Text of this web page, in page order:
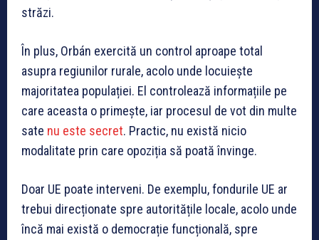
străzi.
În plus, Orbán exercită un control aproape total
asupra regiunilor rurale, acolo unde locuiește
majoritatea populației. El controlează informațiile pe
care aceasta o primește, iar procesul de vot din multe
sate nu este secret. Practic, nu există nicio
modalitate prin care opoziția să poată învinge.
Doar UE poate interveni. De exemplu, fondurile UE ar
trebui direcționate spre autoritățile locale, acolo unde
încă mai există o democrație funcțională, spre